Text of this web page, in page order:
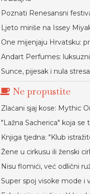
Poznati Renesansni
Ljeto miriše na Issey
One mijenjaju Hrvatsku:
Andart Perfumes:
Sunce, pijesak i nula
Ne propustite
Zlaćani sjaj kose: Mythic
"Lažna Sacherica" koja se
Knjiga tjedna: "Klub
Žene u cirkusu ili ženski
Nisu flomići, već odlični
Super spoj visoke mode i